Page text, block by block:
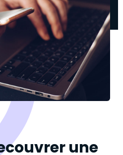
une